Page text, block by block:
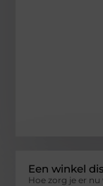
Een winkel
Hoe zorg je er